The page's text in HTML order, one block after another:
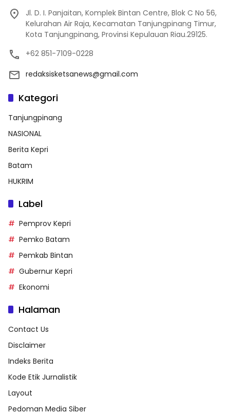
Jl. D. I. Panjaitan, Komplek Bintan Centre, Blok C No 56,
Kelurahan Air Raja, Kecamatan Tanjungpinang Timur,
Kota Tanjungpinang, Provinsi Kepulauan Riau.29125.
+62 851-7109-0228
redaksisketsanews@gmail.com
Kategori
Tanjungpinang
NASIONAL
Berita Kepri
Batam
HUKRIM
Label
Pemprov Kepri
Pemko Batam
Pemkab Bintan
Gubernur Kepri
Ekonomi
Halaman
Contact Us
Disclaimer
Indeks Berita
Kode Etik Jurnalistik
Layout
Pedoman Media Siber